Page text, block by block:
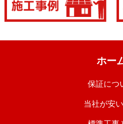
ホー
保証につ
当社が安